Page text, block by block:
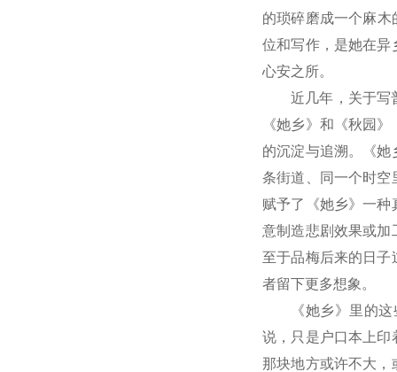
的琐碎磨成一个麻
位和写作，是她在异
心安之所。
近几年，关于写
《她乡》和《秋园
的沉淀与追溯。《
条街道、同一个时空
赋予了《她乡》一
意制造悲剧效果或加
至于品梅后来的日子
者留下更多想象。
《她乡》里的
说，只是户口本上印
那块地方或许不大